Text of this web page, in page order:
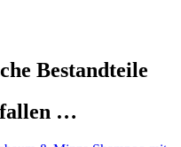
Bestandteile
…